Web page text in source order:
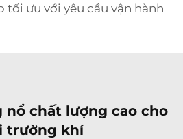
ưu với yêu cầu vận hành
chất lượng cao cho
trường khí